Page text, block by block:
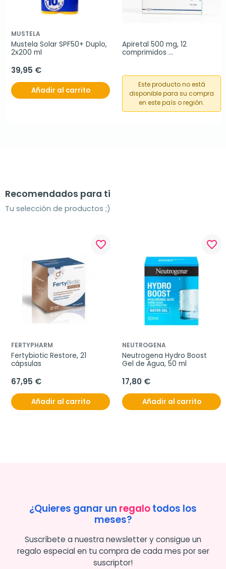
MUSTELA
Mustela Solar SPF50+ Duplo,
2x200 ml
39,95 €
Añadir al carrito
Apiretal 500 mg, 12
comprimidos
Este producto no está
disponible para su compra
en este país o región.
Recomendados para ti
Tu selección de productos ;)
favorite_border
FERTYPHARM
Fertybiotic Restore, 21
cápsulas
67,95 €
Añadir al carrito
favorite_border
NEUTROGENA
Neutrogena Hydro Boost
Gel de Agua, 50 ml
17,80 €
Añadir al carrito
¿Quieres ganar un regalotodos los
meses?
Suscríbete a nuestra newsletter y consigue un
regalo especial en tu compra de cada mes por ser
suscriptor!